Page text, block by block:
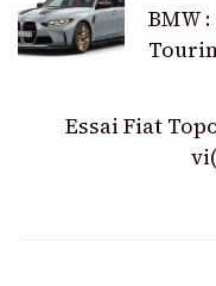
BMW :
Essai Fiat